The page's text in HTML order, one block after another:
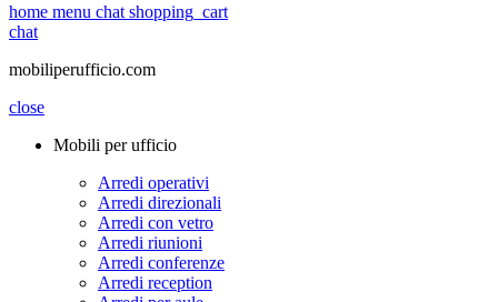
home menu chat shopping_cart
chat
mobiliperufficio.com
close
Mobili per ufficio
Arredi operativi
Arredi direzionali
Arredi con vetro
Arredi riunioni
Arredi conferenze
Arredi reception